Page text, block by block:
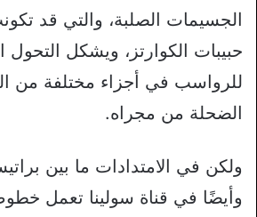
الجسيمات الصلبة، والتي قد
حبيبات الكوارتز، ويشكل التحول
للرواسب في أجزاء مختلفة من
الضحلة من مجراه.
ولكن في الامتدادات ما بين
وأيضًا في قناة سولينا تعمل